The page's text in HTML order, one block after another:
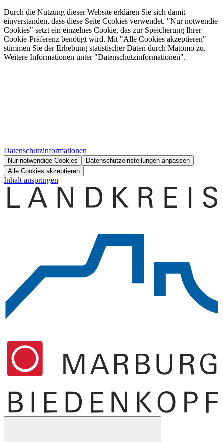
Durch die Nutzung dieser Website erklären Sie sich damit
einverstanden, dass diese Seite Cookies verwendet. "Nur notwendie
Cookies" setzt ein einzelnes Cookie, das zur Speicherung Ihrer
Cookie-Präferenz benötigt wird. Mit "Alle Cookies akzeptieren"
stimmen Sie der Erhebung statistischer Daten durch Matomo zu.
Weitere Informationen unter "Datenschutzinformationen".
Datenschutzinformationen
Nur notwendige Cookies
Datenschutzeinstellungen anpassen
Alle Cookies akzeptieren
Inhalt anspringen